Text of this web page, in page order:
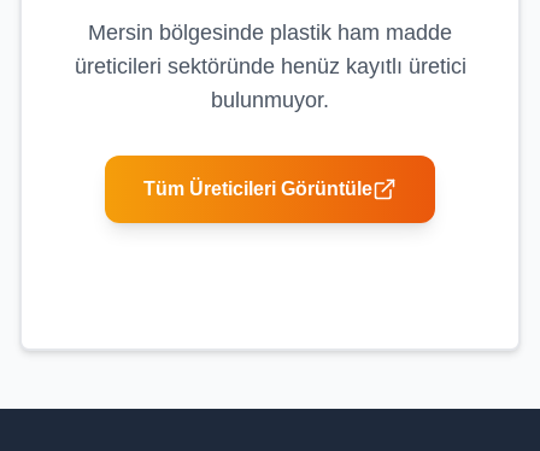
Mersin bölgesinde plastik ham madde
üreticileri sektöründe henüz kayıtlı üretici
bulunmuyor.
Tüm Üreticileri Görüntüle